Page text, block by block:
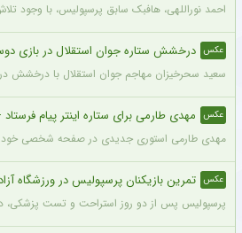
احمد نوراللهی، هافبک سابق پرسپولیس، با وجود
عکس درخشش ستاره جوان استقلال در بازی
سعید سحرخیزان مهاجم جوان استقلال با درخشش
عکس مهدی طارمی برای ستاره اینتر پیام
مهدی طارمی استوری جدیدی در صفحه شخصی خود
عکس تمرین بازیکنان پرسپولیس در ورزشگاه
پرسپولیس پس از دو روز استراحت و تست پزشکی،